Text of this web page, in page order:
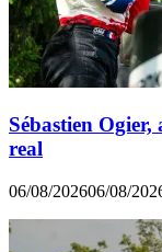
Sébastien
real
06/08/202606/08/